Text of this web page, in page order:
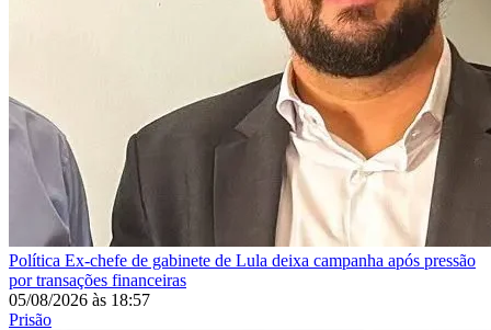
Política Ex-chefe de gabinete de Lula deixa campanha após pressão
por transações financeiras
05/08/2026 às 18:57
Prisão